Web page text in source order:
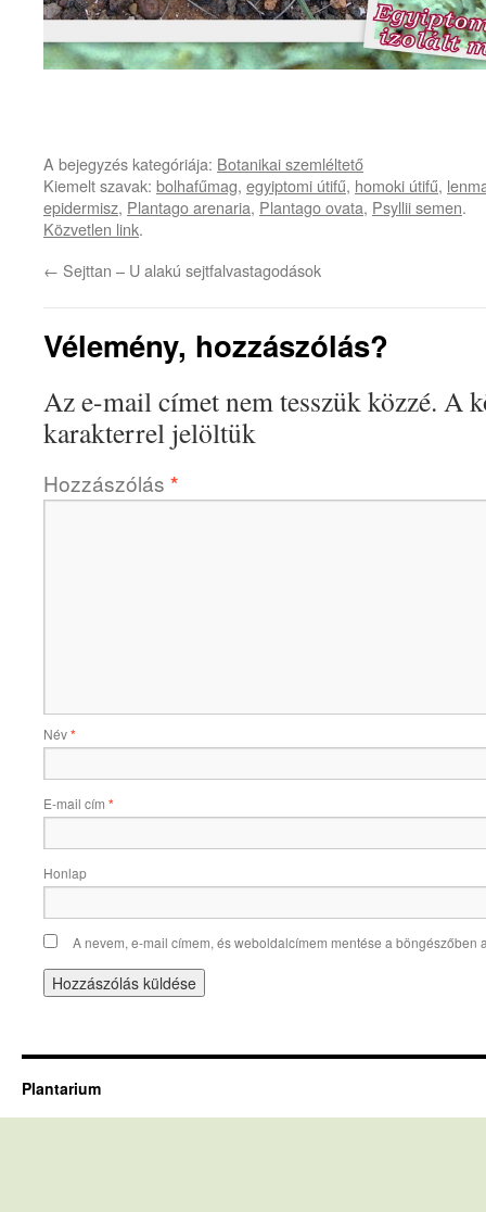
A bejegyzés kategóriája: Botanikai szemléltető
Kiemelt szavak: bolhafűmag, egyiptomi útifű, homoki útifű,
epidermisz, Plantago arenaria, Plantago ovata, Psyllii semen.
Közvetlen link.
← Sejttan – U alakú sejtfalvastagodások
Vélemény, hozzászólás?
Az e-mail címet nem tesszük közzé. A
karakterrel jelöltük
Hozzászólás *
Név*
E-mail cím *
Honlap
A nevem, e-mail címem, és weboldalcímem mentése a böngészőben
Plantarium